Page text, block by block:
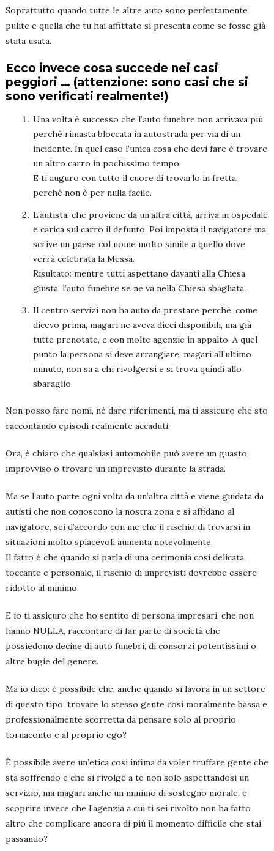
Soprattutto quando tutte le altre auto sono perfettamente
pulite e quella che tu hai affittato si presenta come se fosse già
stata usata.
Ecco invece cosa succede nei casi
peggiori … (attenzione: sono casi che si
sono verificati realmente!)
Una volta è successo che l’auto funebre non arrivava più
perché rimasta bloccata in autostrada per via di un
incidente. In quel caso l’unica cosa che devi fare è trovare
un altro carro in pochissimo tempo.
E ti auguro con tutto il cuore di trovarlo in fretta,
perché non è per nulla facile.
L’autista, che proviene da un’altra città, arriva in ospedale
e carica sul carro il defunto. Poi imposta il navigatore ma
scrive un paese col nome molto simile a quello dove
verrà celebrata la Messa.
Risultato: mentre tutti aspettano davanti alla Chiesa
giusta, l’auto funebre se ne va nella Chiesa sbagliata.
Il centro servizi non ha auto da prestare perché, come
dicevo prima, magari ne aveva dieci disponibili, ma già
tutte prenotate, e con molte agenzie in appalto. A quel
punto la persona si deve arrangiare, magari all’ultimo
minuto, non sa a chi rivolgersi e si trova quindi allo
sbaraglio.
Non posso fare nomi, né dare riferimenti, ma ti assicuro che sto
raccontando episodi realmente accaduti.
Ora, è chiaro che qualsiasi automobile può avere un guasto
improvviso o trovare un imprevisto durante la strada.
Ma se l’auto parte ogni volta da un’altra città e viene guidata da
autisti che non conoscono la nostra zona e si affidano al
navigatore, sei d’accordo con me che il rischio di trovarsi in
situazioni molto spiacevoli aumenta notevolmente.
Il fatto è che quando si parla di una cerimonia così delicata,
toccante e personale, il rischio di imprevisti dovrebbe essere
ridotto al minimo.
E io ti assicuro che ho sentito di persona impresari, che non
hanno NULLA, raccontare di far parte di società che
possiedono decine di auto funebri, di consorzi potentissimi o
altre bugie del genere.
Ma io dico: è possibile che, anche quando si lavora in un settore
di questo tipo, trovare lo stesso gente così moralmente bassa e
professionalmente scorretta da pensare solo al proprio
tornaconto e al proprio ego?
È possibile avere un’etica così infima da voler truffare gente che
sta soffrendo e che si rivolge a te non solo aspettandosi un
servizio, ma magari anche un minimo di sostegno morale, e
scoprire invece che l’agenzia a cui ti sei rivolto non ha fatto
altro che complicare ancora di più il momento difficile che stai
passando?